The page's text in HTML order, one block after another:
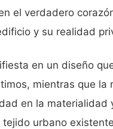
el verdadero
y su realidad
en un diseño
mientras que
en la
urbano